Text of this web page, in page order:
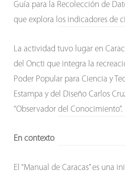
Guía para la Recolección de
que explora los indicadores de
La actividad tuvo lugar en
del Oncti que integra la
Poder Popular para Ciencia y
Estampa y del Diseño Carlos
“Observador del Conocimiento”.
En contexto
El “Manual de Caracas” es